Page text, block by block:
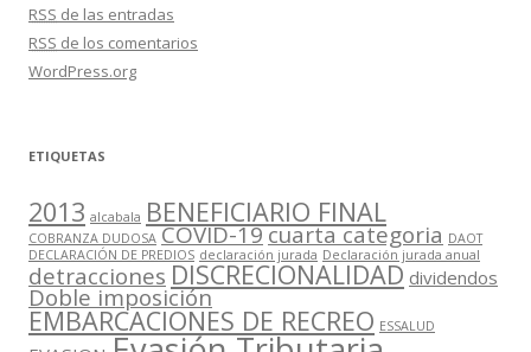
RSS de las entradas
RSS de los comentarios
WordPress.org
ETIQUETAS
2013 alcabala BENEFICIARIO FINAL
COBRANZA DUDOSA COVID-19cuarta categoria DAOT
DECLARACIÓN DE PREDIOS declaración jurada Declaración jurada anual
detracciones DISCRECIONALIDAD dividendos
Doble imposición
EMBARCACIONES DE RECREO ESSALUD